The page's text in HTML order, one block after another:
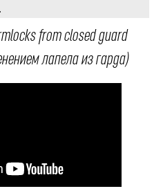
from closed guard
лапела из гарда)